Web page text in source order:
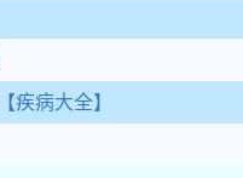
【疾病大全】